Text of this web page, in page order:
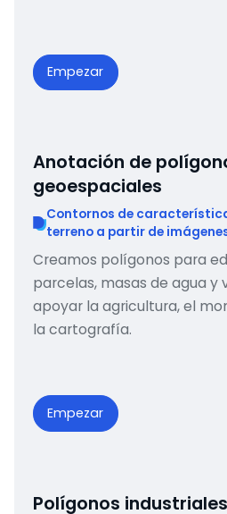
Empezar
Anotación de
geoespaciales
Contornos de
terreno a partir de
Creamos polígonos para
parcelas, masas de agua y
apoyar la agricultura, el
la cartografía.
Empezar
Polígonos